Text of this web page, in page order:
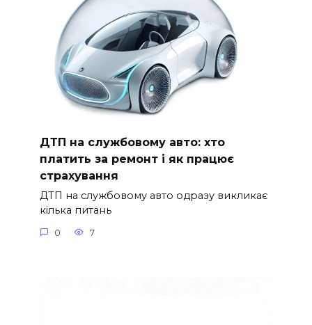
ДТП на службовому авто: хто
платить за ремонт і як працює
страхування
ДТП на службовому авто одразу викликає
кілька питань
0 7